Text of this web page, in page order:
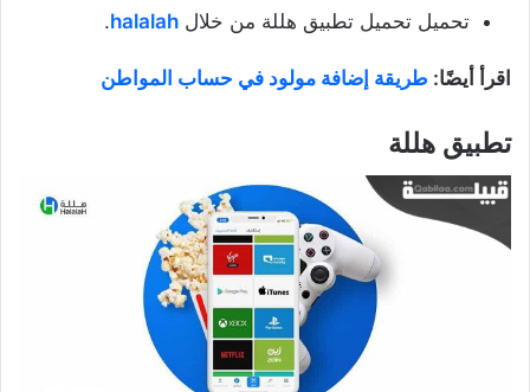
تحميل تحميل تطبيق هللة من خلال halalah
.
اقرأ أيضًا: طريقة إضافة مولود في حساب المواطن
تطبيق هللة